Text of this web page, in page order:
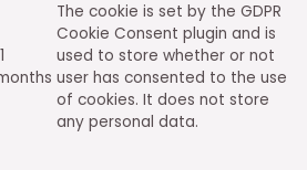
The cookie is set by the GDPR
Cookie Consent plugin and is
used to store whether or not
user has consented to the use
of cookies. It does not store
any personal data.